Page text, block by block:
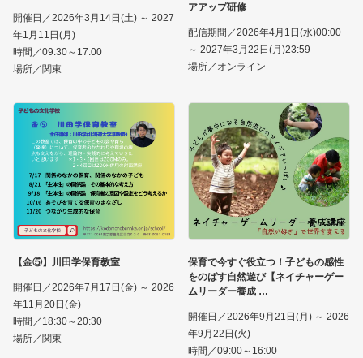
開催日／2026年3月14日(土) ～ 2027
年1月11日(月)
時間／09:30～17:00
場所／関東
アアップ研修
配信期間／2026年4月1日(水)00:00
～ 2027年3月22日(月)23:59
場所／オンライン
【金⑤】川田学保育教室
開催日／2026年7月17日(金) ～ 2026
年11月20日(金)
時間／18:30～20:30
場所／関東
保育で今すぐ役立つ！子どもの感性
をのばす自然遊び【ネイチャーゲー
ムリーダー養成
開催日／2026年9月21日(月) ～ 2026
年9月22日(火)
時間／09:00～16:00